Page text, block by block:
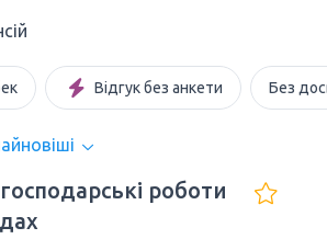
Відгук без анкети Без
роботи